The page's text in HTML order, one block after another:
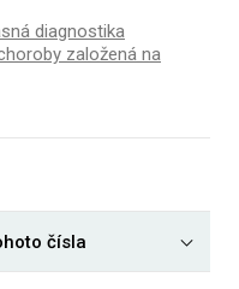
diagnostika
založená na
čísla